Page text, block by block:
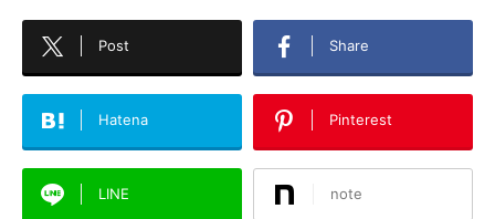
Post Share
Hatena Pinterest
LINE note